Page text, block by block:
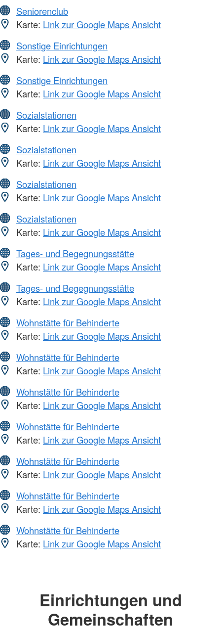
Seniorenclub
Karte: Link zur Google Maps Ansicht
Sonstige Einrichtungen
Karte: Link zur Google Maps Ansicht
Sonstige Einrichtungen
Karte: Link zur Google Maps Ansicht
Sozialstationen
Karte: Link zur Google Maps Ansicht
Sozialstationen
Karte: Link zur Google Maps Ansicht
Sozialstationen
Karte: Link zur Google Maps Ansicht
Sozialstationen
Karte: Link zur Google Maps Ansicht
Tages- und Begegnungsstätte
Karte: Link zur Google Maps Ansicht
Tages- und Begegnungsstätte
Karte: Link zur Google Maps Ansicht
Wohnstätte für Behinderte
Karte: Link zur Google Maps Ansicht
Wohnstätte für Behinderte
Karte: Link zur Google Maps Ansicht
Wohnstätte für Behinderte
Karte: Link zur Google Maps Ansicht
Wohnstätte für Behinderte
Karte: Link zur Google Maps Ansicht
Wohnstätte für Behinderte
Karte: Link zur Google Maps Ansicht
Wohnstätte für Behinderte
Karte: Link zur Google Maps Ansicht
Wohnstätte für Behinderte
Karte: Link zur Google Maps Ansicht
Einrichtungen und
Gemeinschaften